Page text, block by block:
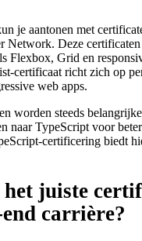
je aantonen met
Network. Deze certificaten
Flexbox, Grid en
certificaat richt zich op
web apps.
worden steeds
naar TypeScript voor
certificering biedt
het juiste
carrière?